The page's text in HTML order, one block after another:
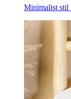
Minimalist stil